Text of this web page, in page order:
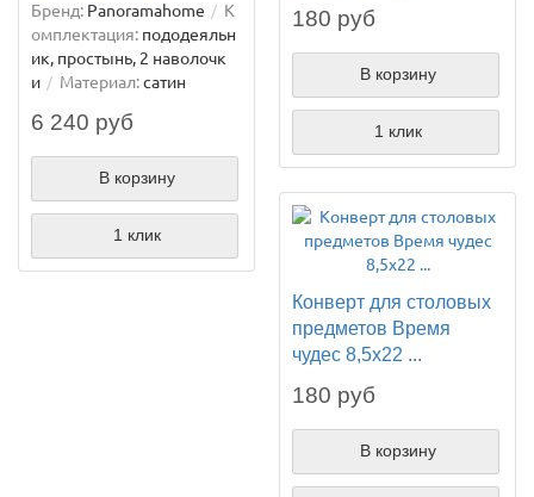
Бренд: Panoramahome
К
омплектация: пододеяльн
ик, простынь, 2 наволочк
и
Материал:сатин
6 240 руб
В корзину
1 клик
180 руб
В корзину
1 клик
Конверт для столовых
предметов Время
чудес 8,5х22 ...
180 руб
В корзину